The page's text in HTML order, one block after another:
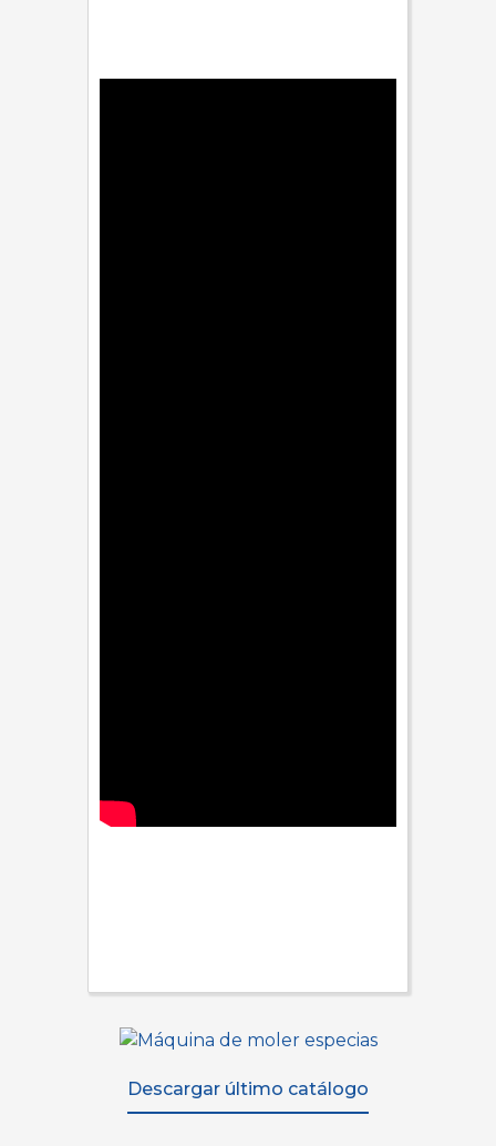
Descargar último catálogo